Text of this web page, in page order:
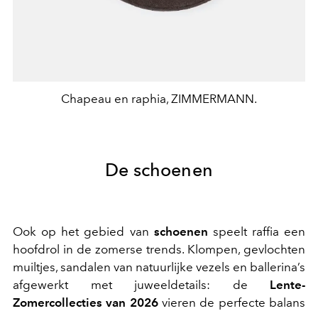
Chapeau en raphia, ZIMMERMANN.
De schoenen
Ook op het gebied van schoenen speelt raffia een
hoofdrol in de zomerse trends. Klompen, gevlochten
muiltjes, sandalen van natuurlijke vezels en ballerina’s
afgewerkt met juweeldetails: de Lente-
Zomercollecties van 2026vieren de perfecte balans